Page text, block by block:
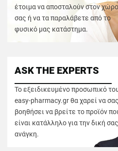
έτοιμα να αποσταλούν στον χώρο
σας ή να τα παραλάβετε από το
φυσικό μας κατάστημα.
ASK THE EXPERTS
Το εξειδικευμένο προσωπικό
easy-pharmacy.gr θα χαρεί να σας
βοηθήσει να βρείτε το προϊόν
είναι κατάλληλο για την δική σας
ανάγκη.